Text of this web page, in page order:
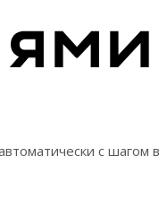
с шагом в